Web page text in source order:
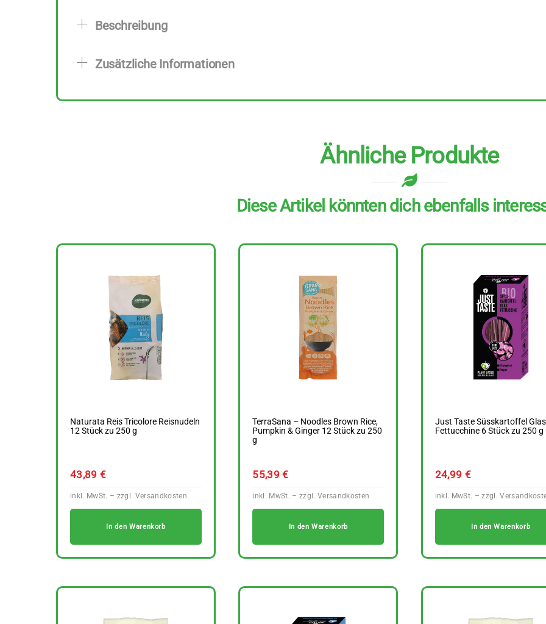
Beschreibung
Zusätzliche Informationen
Ähnliche Produkte
Diese Artikel könnten dich ebenfalls
Naturata Reis Tricolore Reisnudeln
12 Stück zu 250 g
43,89€
In den Warenkorb
TerraSana – Noodles Brown Rice,
Pumpkin & Ginger 12 Stück zu 250
g
55,39€
In den Warenkorb
Just Taste Süsskartoffel Glas
Fettucchine 6 Stück zu 250 g
24,99 €
In den Warenkorb